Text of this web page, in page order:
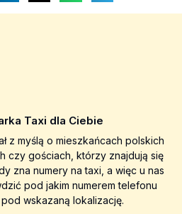
Taxi dla Ciebie
z myślą o mieszkańcach polskich
czy gościach, którzy znajdują się
zna numery na taxi, a więc u nas
pod jakim numerem telefonu
wskazaną lokalizację.